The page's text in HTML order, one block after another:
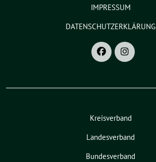
IMPRESSUM
DATENSCHUTZERKLÄRUNG
Kreisverband
Landesverband
Bundesverband